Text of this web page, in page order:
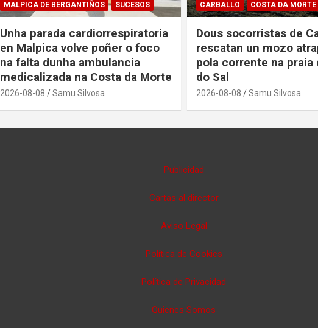
MALPICA DE BERGANTIÑOS
SUCESOS
Unha parada cardiorrespiratoria
en Malpica volve poñer o foco
na falta dunha ambulancia
medicalizada na Costa da Morte
2026-08-08 Samu Silvosa
CARBALLO
COSTA DA MORTE
Dous socorristas de
rescatan un mozo
pola corrente na praia
do Sal
2026-08-08 Samu Silvosa
Publicidad
Cartas al director
Aviso Legal
Política de Cookies
Política de Privacidad
Quienes Somos